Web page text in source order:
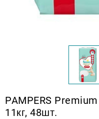
PAMPERS
11кг, 48шт.